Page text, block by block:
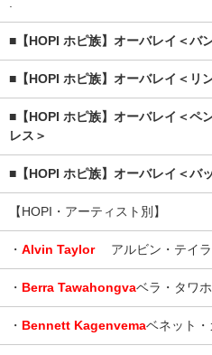
■【HOPI ホピ族】オーバレイ＜バ
■【HOPI ホピ族】オーバレイ＜リ
■【HOPI ホピ族】オーバレイ＜ペ
レス＞
■【HOPI ホピ族】オーバレイ＜バ
【HOPI・アーティスト別】
・ Alvin Taylor アルビン・テイ
・ Berra Tawahongvaベラ・タワ
・ Bennett Kagenvemaベネット